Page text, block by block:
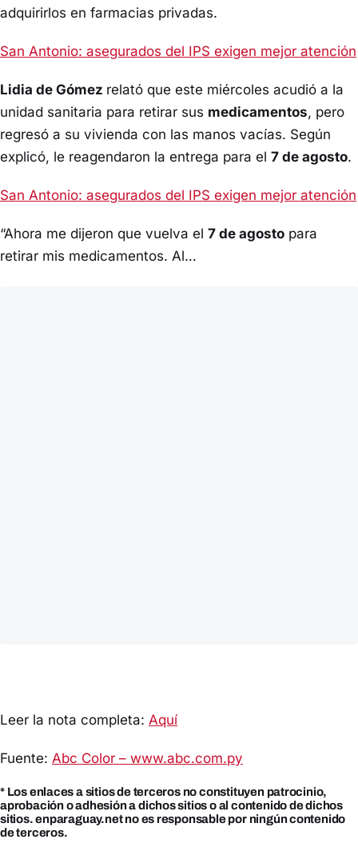
adquirirlos en farmacias privadas.
San Antonio: asegurados del IPS exigen mejor atención
Lidia de Gómez relató que este miércoles acudió a la
unidad sanitaria para retirar sus medicamentos, pero
regresó a su vivienda con las manos vacías. Según
explicó, le reagendaron la entrega para el 7 de agosto.
San Antonio: asegurados del IPS exigen mejor atención
“Ahora me dijeron que vuelva el 7 de agosto para
retirar mis medicamentos. Al…
Leer la nota completa: Aquí
Fuente: Abc Color – www.abc.com.py
* Los enlaces a sitios de terceros no constituyen patrocinio,
aprobación o adhesión a dichos sitios o al contenido de dichos
sitios. enparaguay.net no es responsable por ningún contenido
de terceros.